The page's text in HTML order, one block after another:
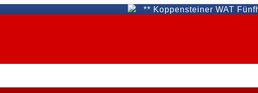
** Koppensteiner WAT Fünfhaus **